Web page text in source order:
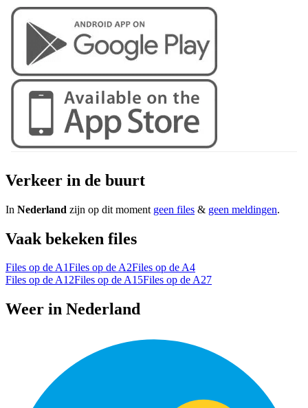
Verkeer in de buurt
In Nederland zijn op dit moment geen files & geen meldingen.
Vaak bekeken files
Files op de A1Files op de A2Files op de A4
Files op de A12Files op de A15Files op de A27
Weer in Nederland